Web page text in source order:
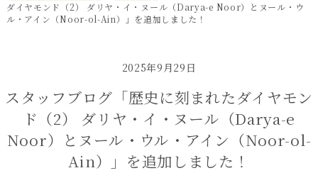
ダイヤモンド（2） ダリヤ・イ・ヌール（Darya-e Noor）とヌール・ウ
ル・アイン（Noor-ol-Ain）」を追加しました！
2025年9月29日
スタッフブログ「歴史に刻まれたダイヤモン
ド（2） ダリヤ・イ・ヌール（Darya-e
Noor）とヌール・ウル・アイン（Noor-ol-
Ain）」を追加しました！